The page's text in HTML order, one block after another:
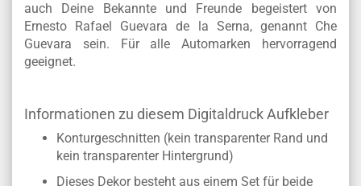
auch Deine Bekannte und Freunde begeistert von
Ernesto Rafael Guevara de la Serna, genannt Che
Guevara sein. Für alle Automarken hervorragend
geeignet.
Informationen zu diesem Digitaldruck Aufkleber
Konturgeschnitten (kein transparenter Rand und
kein transparenter Hintergrund)
Dieses Dekor besteht aus einem Set für beide